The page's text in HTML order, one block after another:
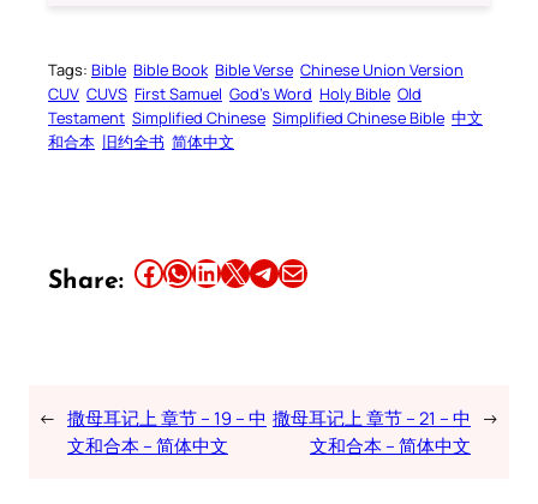
Tags: Bible Bible Book Bible Verse Chinese Union Version
CUV CUVS First Samuel God’s Word Holy Bible Old
Testament Simplified Chinese Simplified Chinese Bible 中文
和合本 旧约全书 简体中文
Share: Share this article on Facebook Share this article on WhatsApp Share this article on LinkedIn Share this article on X Share this article on TelegramEmail this Article
← 撒母耳记上 章节 – 19 – 中
文和合本 – 简体中文
撒母耳记上 章节 – 21 – 中
文和合本 – 简体中文
→